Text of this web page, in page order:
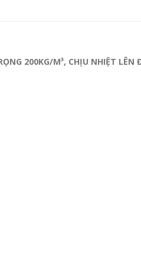
200KG/M³, CHỊU NHIỆT LÊN